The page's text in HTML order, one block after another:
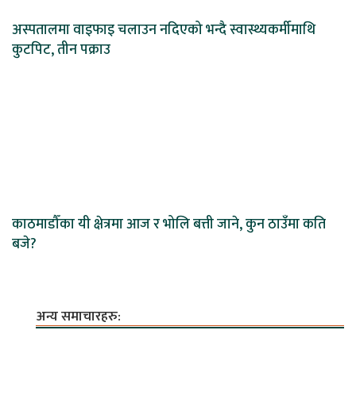
अस्पतालमा वाइफाइ चलाउन नदिएको भन्दै स्वास्थ्यकर्मीमाथि
कुटपिट, तीन पक्राउ
काठमाडौँका यी क्षेत्रमा आज र भोलि बत्ती जाने, कुन ठाउँमा कति
बजे?
अन्य समाचारहरु: